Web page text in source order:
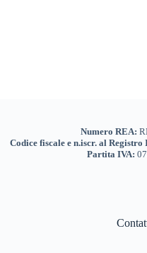
Numero REA:
Codice fiscale e n.iscr. al
Partita IVA: